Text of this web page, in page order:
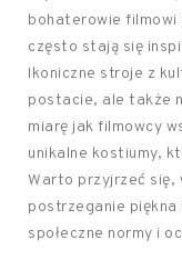
bohaterowie
często stają się
Ikoniczne stroje z
postacie, ale także
miarę jak filmowcy
unikalne kostiumy,
Warto przyjrzeć się,
postrzeganie
społeczne normy i